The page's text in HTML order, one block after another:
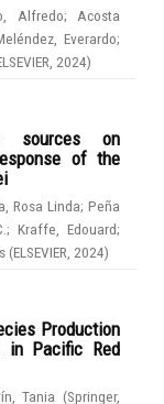
Alfredo; Acosta
Everardo;
2024)
sources on
of the
Rosa Linda; Peña
; Kraffe, Edouard;
(ELSEVIER 2024)
Production
in Pacific Red
Tania (Springer,